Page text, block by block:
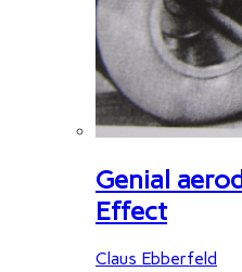
Genial
Effect
Claus Ebberfeld